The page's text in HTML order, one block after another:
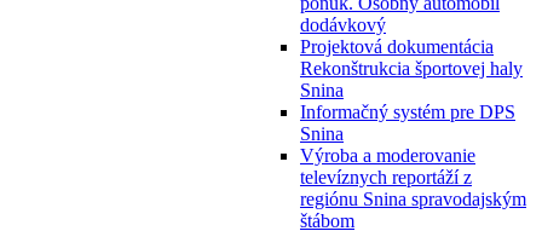
dodávkový
Projektová dokumentácia
Rekonštrukcia športovej haly
Snina
Informačný systém pre DPS
Snina
Výroba a moderovanie
televíznych reportáží z
regiónu Snina spravodajským
štábom